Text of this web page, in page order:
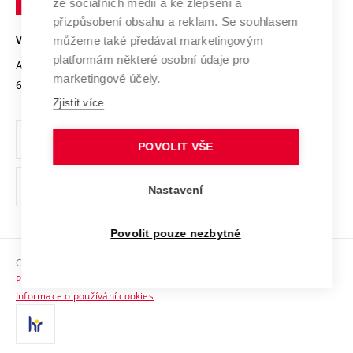
Open Science
Projekty
Projekty ze strukturálních fondů
Specifický výzkum
Univerzitní sítě
Bezpečná univerzita
Vyznamenání
Organizační struktura
Ochrana osobních údajů
odkaz)
Sociální bezpečí
HR Award
Kontakty
VYSOKÉ UČENÍ TECHNICKÉ V BRNĚ
Antonínská 548/1
602 00 Brno
www.vut.cz
vut@vutbr.cz
Copyright © 2026 VUT
Prohlášení o přístupnosti
Informace o používání cookies
ze sociálních médií a ke zlepšení a
přizpůsobení obsahu a reklam. Se souhlasem
můžeme také předávat marketingovým
platformám některé osobní údaje pro
marketingové účely.
Zjistit více
POVOLIT VŠE
Nastavení
Povolit pouze nezbytné